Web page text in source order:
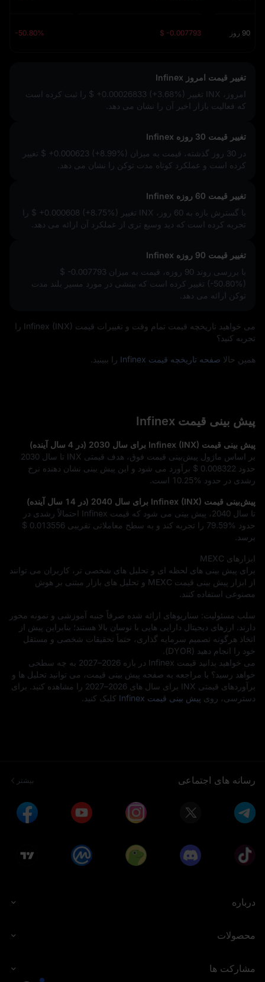
90 روز $ -0.007793
-50.80%
تغییر قیمت امروز Infinex
امروز، INX تغییر
$ +0.00026833 (+3.68%) را ثبت کرده است
که فعالیت بازار اخیر آن را نشان می‌ دهد.
تغییر قیمت 30 روزه Infinex
در 30 روز گذشته، قیمت به میزان
$ +0.000623 (+8.99%) تغییر
کرده است و عملکرد کوتاه‌ مدت توکن را نشان می‌ دهد.
تغییر قیمت 60 روزه Infinex
با گسترش بازه به 60 روز، INX تغییر
$ +0.000608 (+8.75%) را
تجربه کرده است که دید وسیع‌ تری از عملکرد آن ارائه می‌ دهد.
تغییر قیمت 90 روزه Infinex
با بررسی روند 90 روزه، قیمت به میزان
$ -0.007793
(-50.80%) تغییر کرده است که بینشی در مورد مسیر بلند مدت
توکن ارائه می‌ دهد.
می‌ خواهید تاریخچه قیمت تمام‌ وقت و تغییرات قیمت Infinex (INX) را
تجربه کنید؟
همین حالا صفحه تاریخچه قیمت Infinex را ببینید.
پیش‌ بینی قیمت Infinex
پیش‌ بینی قیمت Infinex (INX) برای سال 2030 (در 4 سال آینده)
بر اساس ماژول پیش‌بینی قیمت فوق، هدف قیمتی INX تا سال 2030
حدود $ 0.008322 برآورد می‌ شود و این پیش‌ بینی نشان‌ دهنده نرخ
رشدی در حدود 10.25% است.
پیش‌بینی قیمت Infinex (INX) برای سال 2040 (در 14 سال آینده)
تا سال 2040، پیش‌ بینی می‌ شود که قیمت Infinex احتمالاً رشدی در
حدود 79.59% را تجربه کند و به سطح معاملاتی تقریبی $ 0.013556
برسد.
ابزارهای MEXC
برای پیش‌ بینی‌ های لحظه‌ ای و تحلیل‌ های شخصی‌ تر، کاربران می‌ توانند
از ابزار پیش‌ بینی قیمت MEXC و تحلیل‌ های بازار مبتنی بر هوش
مصنوعی استفاده کنند.
سلب مسئولیت: سناریوهای ارائه‌ شده صرفاً جنبه آموزشی و نمونه‌ محور
دارند. ارزهای دیجیتال دارایی‌ هایی با نوسان بالا هستند؛ بنابراین پیش از
اتخاذ هرگونه تصمیم سرمایه‌ گذاری، حتماً تحقیقات شخصی و مستقل
خود را انجام دهید (DYOR).
می‌ خواهید بدانید قیمت Infinex در بازه 2026–2027 به چه سطحی
خواهد رسید؟ با مراجعه به صفحه پیش‌ بینی قیمت، می‌ توانید تحلیل‌ ها و
برآوردهای قیمتی INX برای سال‌ های 2026–2027 را مشاهده کنید. برای
دسترسی، روی پیش‌ بینی قیمت Infinex کلیک کنید.
رسانه های اجتماعی بیشتر
درباره
محصولات
مشارکت ها